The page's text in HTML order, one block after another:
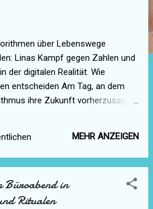
über Lebenswege
Linas Kampf gegen Zahlen und
der digitalen Realität. Wie
entscheiden Am Tag, an dem
ihre Zukunft vorherzusagen
der Tasse schwappte, ohne
zu rühren; die Nachricht auf ihrem
— Wohnzuschuss nicht
Wahrscheinlichkeit eines stabilen
MEHR ANZEIGEN
Büroabend in
Ritualen